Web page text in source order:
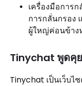
เครื่องมือการ
การกลั่นกรอง
ผู้ใหญ่ค่อนข้าง
Tinychat พูดคุ
Tinychat เป็นเว็บ